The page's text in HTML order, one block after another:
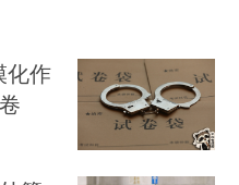
化作